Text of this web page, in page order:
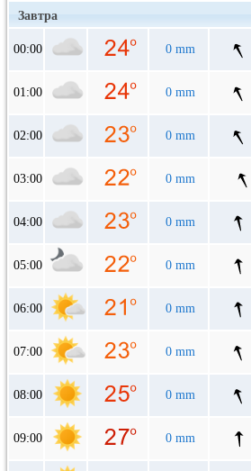
Завтра
00:00 0 mm
01:00 0 mm
02:00 0 mm
03:00 0 mm
04:00 0 mm
05:00 0 mm
06:00 0 mm
07:00 0 mm
08:00 0 mm
09:00 0 mm